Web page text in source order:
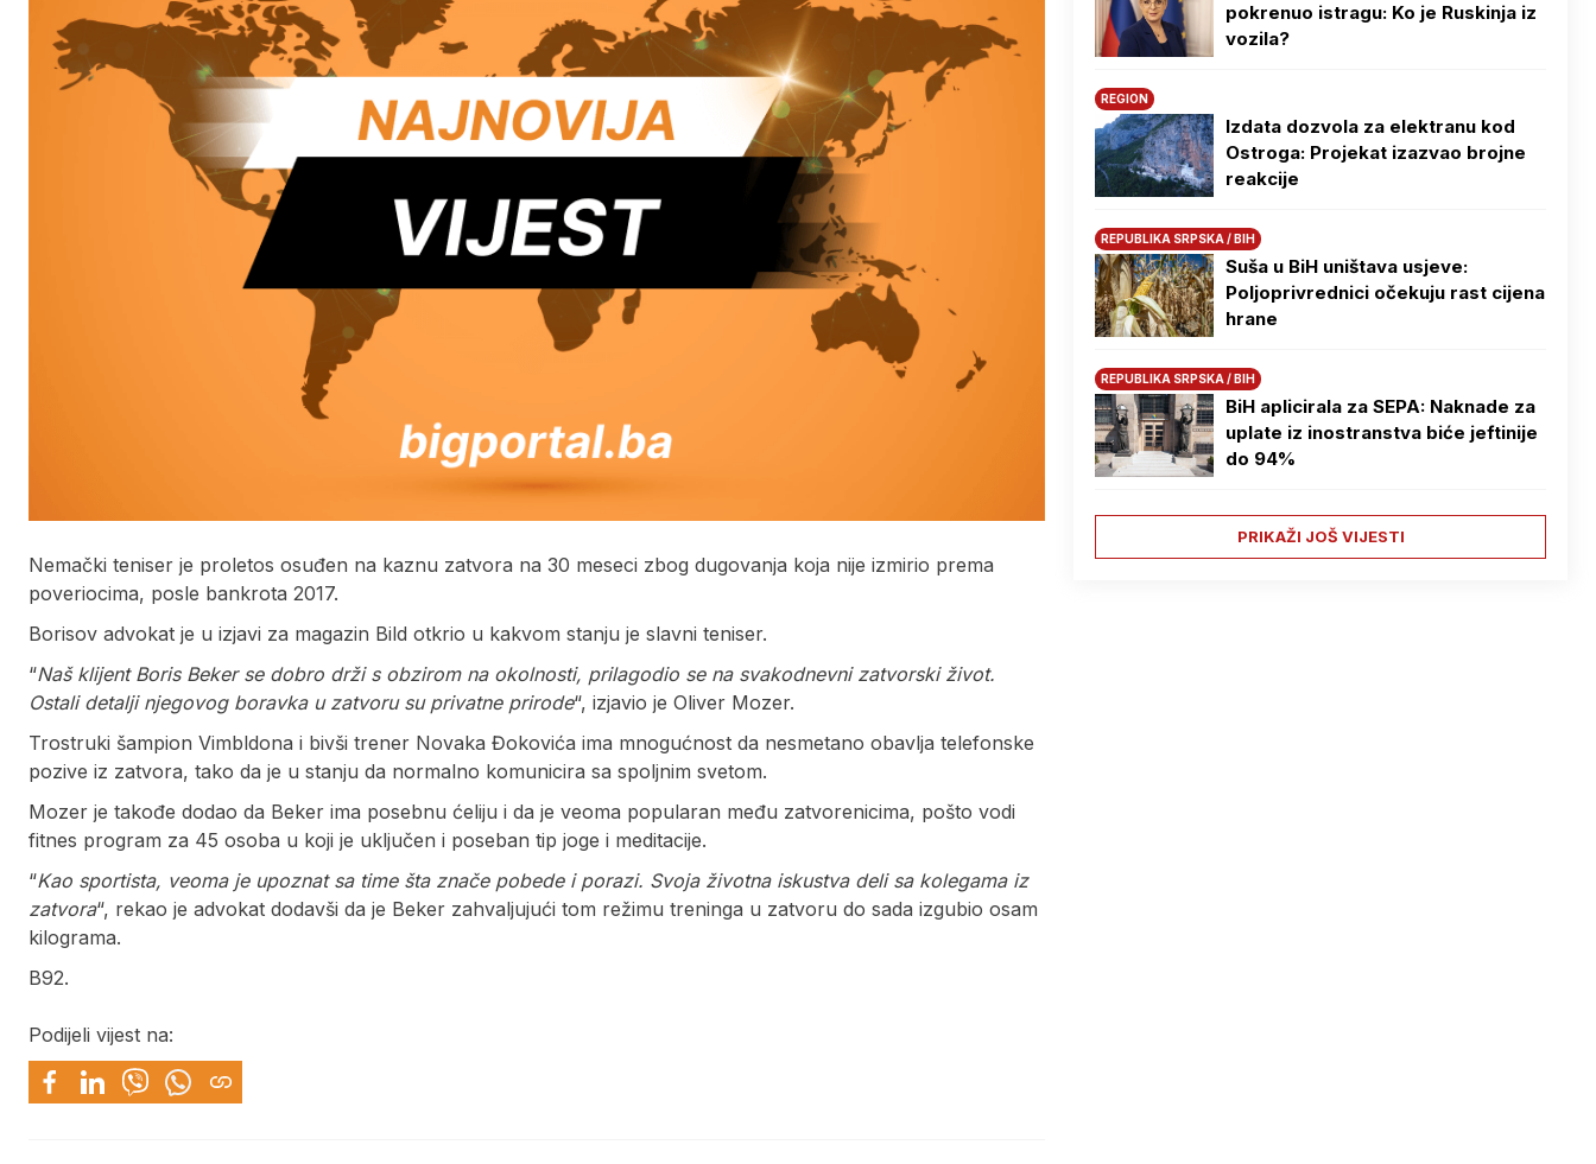
Nemački teniser je proletos osuđen na kaznu zatvora na 30 meseci zbog dugovanja koja nije izmirio prema
poveriocima, posle bankrota 2017.
Borisov advokat je u izjavi za magazin Bild otkrio u kakvom stanju je slavni teniser.
“Naš klijent Boris Beker se dobro drži s obzirom na okolnosti, prilagodio se na svakodnevni zatvorski život.
Ostali detalji njegovog boravka u zatvoru su privatne prirode“, izjavio je Oliver Mozer.
Trostruki šampion Vimbldona i bivši trener Novaka Đokovića ima mnogućnost da nesmetano obavlja telefonske
pozive iz zatvora, tako da je u stanju da normalno komunicira sa spoljnim svetom.
Mozer je takođe dodao da Beker ima posebnu ćeliju i da je veoma popularan među zatvorenicima, pošto vodi
fitnes program za 45 osoba u koji je uključen i poseban tip joge i meditacije.
“Kao sportista, veoma je upoznat sa time šta znače pobede i porazi. Svoja životna iskustva deli sa kolegama iz
zatvora“, rekao je advokat dodavši da je Beker zahvaljujući tom režimu treninga u zatvoru do sada izgubio osam
kilograma.
B92.
Podijeli vijest na:
pokrenuo istragu: Ko je Ruskinja iz
vozila?
REGION
Izdata dozvola za elektranu kod
Ostroga: Projekat izazvao brojne
reakcije
REPUBLIKA SRPSKA / BIH
Suša u BiH uništava usjeve:
Poljoprivrednici očekuju rast cijena
hrane
REPUBLIKA SRPSKA / BIH
BiH aplicirala za SEPA: Naknade za
uplate iz inostranstva biće jeftinije
do 94%
PRIKAŽI JOŠ VIJESTI